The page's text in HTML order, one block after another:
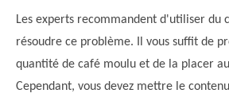
Les experts recommandent d'utiliser du
résoudre ce problème. Il vous suffit de
quantité de café moulu et de la placer
Cependant, vous devez mettre le